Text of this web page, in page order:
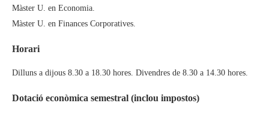
Màster U. en Economia.
Màster U. en Finances Corporatives.
Horari
Dilluns a dijous 8.30 a 18.30 hores. Divendres de 8.30 a 14.30 hores.
Dotació econòmica semestral (inclou impostos)